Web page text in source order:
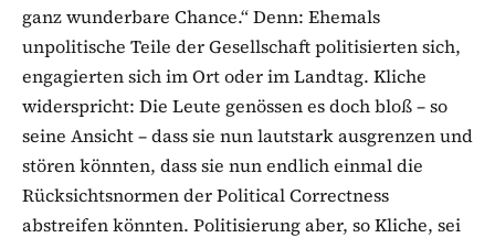
ganz wunderbare Chance.“ Denn: Ehemals
unpolitische Teile der Gesellschaft politisierten sich,
engagierten sich im Ort oder im Landtag. Kliche
widerspricht: Die Leute genössen es doch bloß – so
seine Ansicht – dass sie nun lautstark ausgrenzen und
stören könnten, dass sie nun endlich einmal die
Rücksichtsnormen der Political Correctness
abstreifen könnten. Politisierung aber, so Kliche, sei